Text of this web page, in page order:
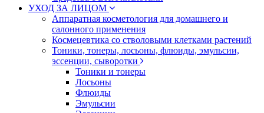
УХОД ЗА ЛИЦОМ
Аппаратная косметология для домашнего и
салонного применения
Космецевтика со стволовыми клетками растений
Тоники, тонеры, лосьоны, флюиды, эмульсии,
эссенции, сыворотки
Тоники и тонеры
Лосьоны
Флюиды
Эмульсии